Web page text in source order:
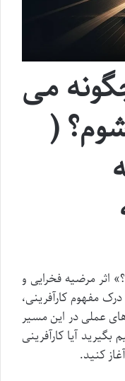
می
(
اثر مرضیه فخرایی و
مفهوم کارآفرینی،
عملی در این مسیر
آیا کارآفرینی
کنید.